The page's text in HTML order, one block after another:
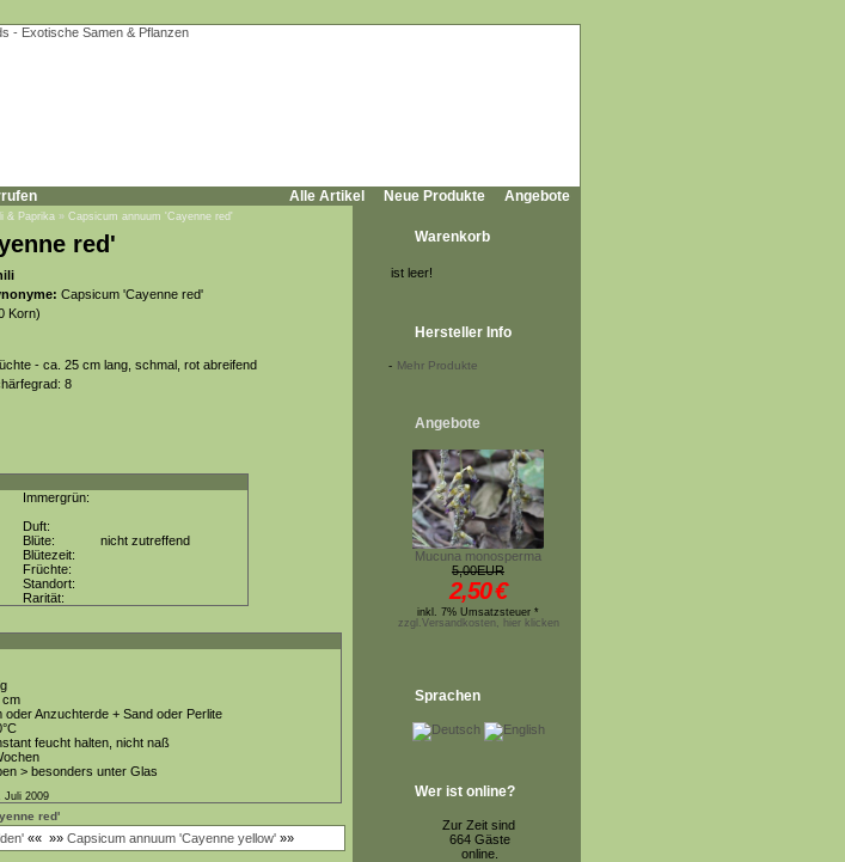
Alle Artikel Neue Produkte Angebote
& Paprika » Capsicum annuum 'Cayenne red'
red'
Capsicum 'Cayenne red'
Korn)
- ca. 25 cm lang, schmal, rot abreifend
8
Immergrün:
Duft:
Blüte:
nicht zutreffend
Blütezeit:
Früchte:
Standort:
Rarität:
cm
oder Anzuchterde + Sand oder Perlite
feucht halten, nicht naß
> besonders unter Glas
Juli 2009
red'
«« »» Capsicum annuum 'Cayenne yellow'»»
Warenkorb
ist leer!
Hersteller Info
- Mehr Produkte
Angebote
Mucuna monosperma
5,00EUR
2,50€
inkl. 7% Umsatzsteuer *
zzgl.Versandkosten, hier klicken
Sprachen
Wer ist online?
Zur Zeit sind
664 Gäste
online.